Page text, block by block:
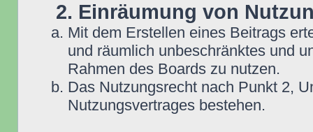
2. Einräumung von
Mit dem Erstellen eines Beitrags
und räumlich unbeschränktes und
Rahmen des Boards zu nutzen.
Das Nutzungsrecht nach Punkt 2,
Nutzungsvertrages bestehen.